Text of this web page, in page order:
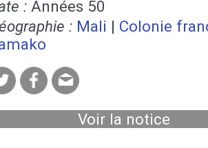
: Années 50
: Mali | Colonie
Voir la notice